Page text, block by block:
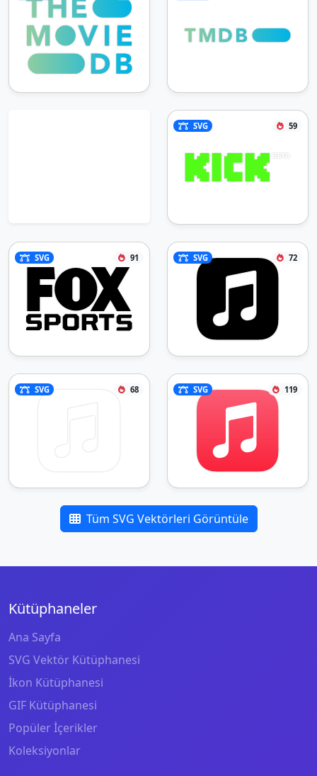
SVG 59
SVG 91 SVG 72
SVG 68 SVG 119
Tüm SVG Vektörleri Görüntüle
Kütüphaneler
Ana Sayfa
SVG Vektör Kütüphanesi
İkon Kütüphanesi
GIF Kütüphanesi
Popüler İçerikler
Koleksiyonlar